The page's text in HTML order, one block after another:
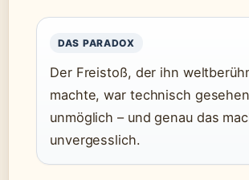
DAS PARADOX
Der Freistoß, der ihn
machte, war technisch
unmöglich – und genau das
unvergesslich.